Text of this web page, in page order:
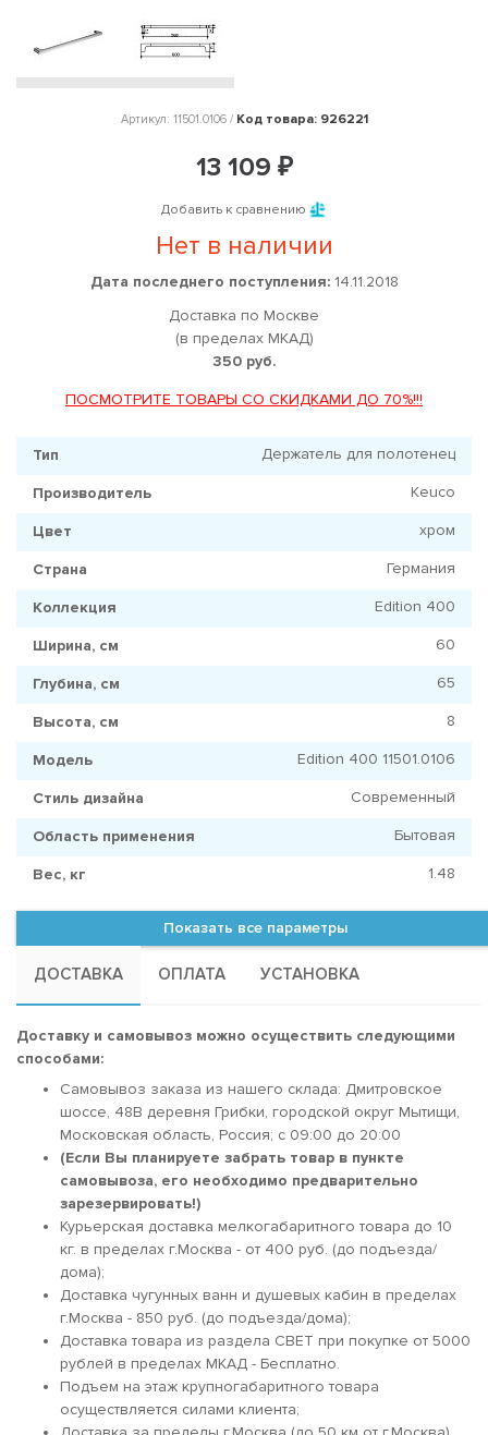
Артикул: 11501.0106 / Код товара: 926221
13 109 ₽
Добавить к сравнению
Нет в наличии
Дата последнего поступления:14.11.2018
Доставка по Москве
(в пределах МКАД)
350 руб.
ПОСМОТРИТЕ ТОВАРЫ СО СКИДКАМИ ДО 70%!!!
Тип Держатель для полотенец
Производитель Keuco
Цвет хром
Страна Германия
Коллекция Edition 400
Ширина, см 60
Глубина, см 65
Высота, см 8
Модель Edition 400 11501.0106
Стиль дизайна Современный
Область применения Бытовая
Вес, кг 1.48
Показать все параметры
ДОСТАВКА ОПЛАТА УСТАНОВКА
Доставку и самовывоз можно осуществить следующими
способами:
Самовывоз заказа из нашего склада: Дмитровское
шоссе, 48В деревня Грибки, городской округ Мытищи,
Московская область, Россия; c 09:00 до 20:00
(Если Вы планируете забрать товар в пункте
самовывоза, его необходимо предварительно
зарезервировать!)
Курьерская доставка мелкогабаритного товара до 10
кг. в пределах г.Москва - от 400 руб. (до подъезда/
дома);
Доставка чугунных ванн и душевых кабин в пределах
г.Москва - 850 руб. (до подъезда/дома);
Доставка товара из раздела СВЕТ при покупке от 5000
рублей в пределах МКАД - Бесплатно.
Подъем на этаж крупногабаритного товара
осуществляется силами клиента;